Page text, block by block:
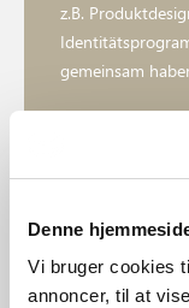
Denne
Vi bruger cookies
annoncer, til at
z.B.
gemeinsam
Die